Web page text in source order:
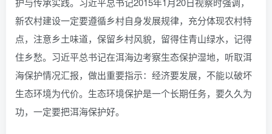
新农村建设一定要遵循乡村自身发展规律，充分体现农村特
点，注意乡土味道，保留乡村风貌，留得住青山绿水，记得
住乡愁。习近平总书记在洱海边考察生态保护湿地，听取洱
海保护情况汇报，做出重要指示：经济要发展，不能以破坏
生态环境为代价。生态环境保护是一个长期任务，要久久为
功，一定要把洱海保护好。